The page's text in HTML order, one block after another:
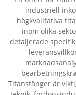
industriell
högkvalitativa
inom olika
detaljerade
Titanstänger är